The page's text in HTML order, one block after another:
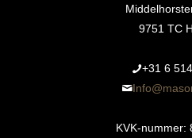
9751 TC
+31 6
KVK-nummer: